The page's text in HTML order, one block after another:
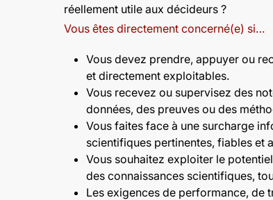
réellement utile aux décideurs ?
Vous êtes directement concerné(e) si…
Vous devez prendre, appuyer ou
et directement exploitables.
Vous recevez ou supervisez des
données, des preuves ou des
Vous faites face à une surcharge
scientifiques pertinentes, fiables et
Vous souhaitez exploiter le
des connaissances scientifiques,
Les exigences de performance, de